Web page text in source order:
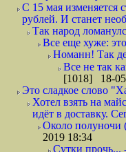
С 15 мая изменяется
рублей. И станет
Так народ
Все еще хуже:
Номанн! Так
Все не так
[1018] 18-
Это сладкое слово
Хотел взять на
идёт в доставку.
Около полуночи
2019 18:34
Сутки прочь...